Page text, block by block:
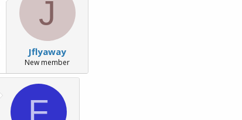
J
Jflyaway
New member
F